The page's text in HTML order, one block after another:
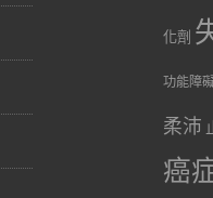
化劑
功能障
柔沛
癌